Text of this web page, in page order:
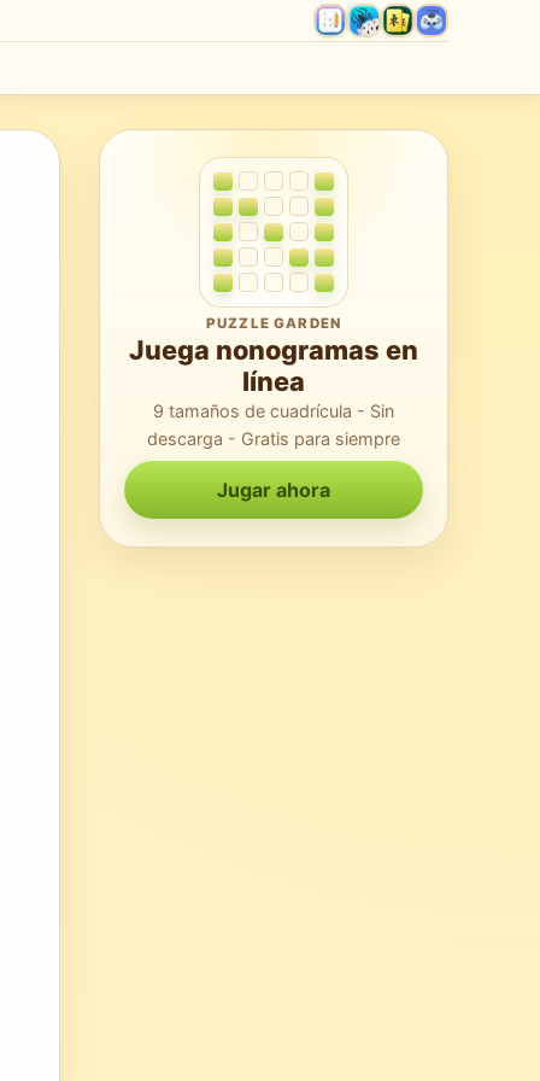
PUZZLE GARDEN
Juega nonogramas en
línea
9 tamaños de cuadrícula - Sin
descarga - Gratis para siempre
Jugar ahora